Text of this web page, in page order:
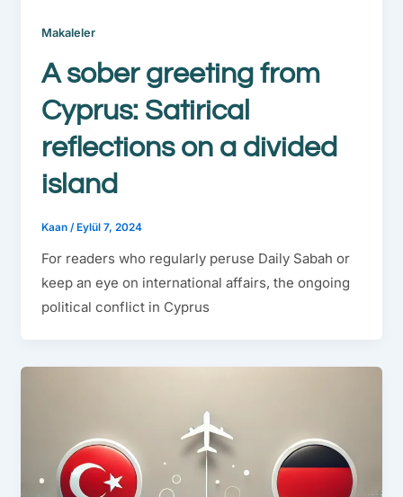
Makaleler
A sober greeting from
Cyprus: Satirical
reflections on a divided
island
Kaan / Eylül 7, 2024
For readers who regularly peruse Daily Sabah or
keep an eye on international affairs, the ongoing
political conflict in Cyprus